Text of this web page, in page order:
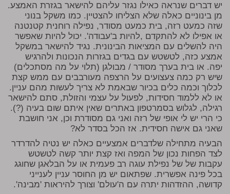
יש דברים שנראה כאילו נגזר עליהם להישאר בגזרת האמצע.
מן בינוניים כאלה שלא הצליחו להצטיין. כמו משקל בנוני
שזה כמעט רזה, בית כמעט מסודר, נפילה רוחנית קטנטנה
או אפילו לא להתקדם ,להיות ב'עבודה'. יכול להיות שאפשר
היה להשלים עם המציאות הבינונית. נגיד להישאר במשקל
אמצע כזה, לטשטש עם בגדים בגזרות הנכונות ולהרגיש
יפה. או בית בערך מסודר / מבולגן (תלוי על מה מסתכלים)
שיש רק כמה צעצועים על הרצפה מעורבבים עם ממש קצת
לכלוך וכמה כלים בכיור שבאמת לא צריך לעשות מהם עניין.
או לא ללמוד חסידות, לפעול על עצמי והזולת, סתם להישאר
רגילה, לגלוש בסמרטפון באתרים שאין איתם שום בעיה (?).
כי הרי יש לי אופי של רזה ואני גם מסודרת וכן, אני חושבת
שאני גם אישה חסידית. אז הכל בסדר לא?
הבעיה מתחילה שלדברים אמצעיים כאלה יש נטיה להדרדר
לצד הפחות נכון של המפה ואז קצת יותר קשה לטשטש
עקבות של של נפילת עוגה רב פעמית או על הבלאגן שחוגג
בכל פינה אפשרית. שפתאום יש מן החוסר עניין לענייני
קדושה, ההזדהות יתרה עם ה'עולם' וצורך להיראות 'מבינה'.